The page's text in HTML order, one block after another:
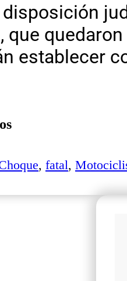
que
establecer
, fatal,